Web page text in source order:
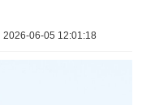
2026-06-05 12:01:18